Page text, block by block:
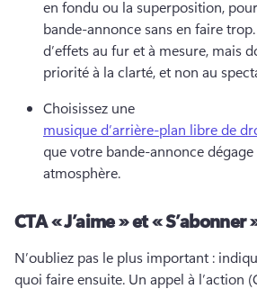
en fondu ou la superposition,
bande-annonce sans en faire trop.
d’effets au fur et à mesure, mais
priorité à la clarté, et non au
Choisissez une
musique d’arrière-plan libre de
que votre bande-annonce
atmosphère.
CTA « J’aime » et « S’abonner
N’oubliez pas le plus important :
quoi faire ensuite. Un appel à l’action